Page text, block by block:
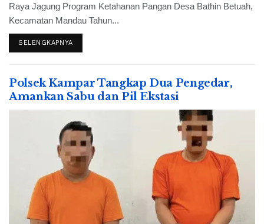
Raya Jagung Program Ketahanan Pangan Desa Bathin Betuah,
Kecamatan Mandau Tahun...
SELENGKAPNYA
Polsek Kampar Tangkap Dua Pengedar,
Amankan Sabu dan Pil Ekstasi